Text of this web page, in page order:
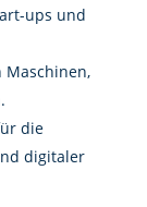
ups und
die
digitaler